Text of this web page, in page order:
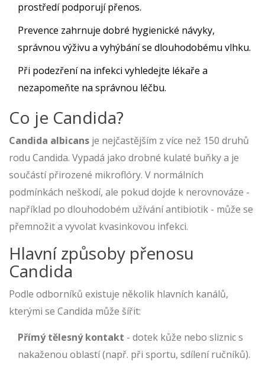
prostředí podporují přenos.
Prevence zahrnuje dobré hygienické návyky,
správnou výživu a vyhýbání se dlouhodobému vlhku.
Při podezření na infekci vyhledejte lékaře a
nezapomeňte na správnou léčbu.
Co je Candida?
Candida albicans je nejčastějším z více než 150 druhů
rodu Candida. Vypadá jako drobné kulaté buňky a je
součástí přirozené mikroflóry. V normálních
podmínkách neškodí, ale pokud dojde k nerovnováze -
například po dlouhodobém užíváníantibiotik - může se
přemnožit a vyvolat kvasinkovou infekci.
Hlavní způsoby přenosu
Candida
Podle odborníků existuje několik hlavních kanálů,
kterými se Candida může šířit:
Přímý tělesný kontakt - dotek kůže nebo sliznic s
nakaženou oblastí (např. při sportu, sdílení ručníků).